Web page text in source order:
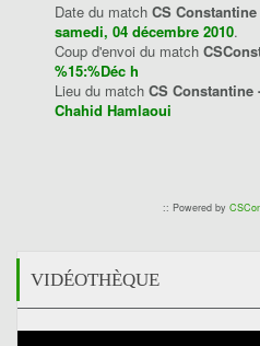
Date du match CS
samedi, 04 décembre 2010.
Coup d'envoi du match
%15:%Déc h
Lieu du match CS Constantine
Chahid Hamlaoui
:: Powered by
VIDÉOTHÈQUE